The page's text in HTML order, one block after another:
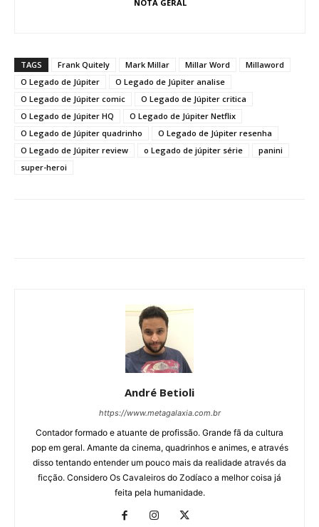
NOTA GERAL
TAGS Frank Quitely Mark Millar Millar Word
Millaword
O Legado de Júpiter
O Legado de Júpiter analise
O Legado de Júpiter comic
O Legado de Júpiter critica
O Legado de Júpiter HQ
O Legado de Júpiter Netflix
O Legado de Júpiter quadrinho
O Legado de Júpiter resenha
O Legado de Júpiter review
o Legado de júpiter série
panini
super-heroi
André Betioli
https://www.metagalaxia.com.br
Contador formado e atuante de profissão. Grande fã da cultura
pop em geral. Amante da cinema, quadrinhos e animes, e através
disso tentando entender um pouco mais da realidade através da
ficção. Considero Os Cavaleiros do Zodíaco a melhor coisa já
feita pela humanidade.